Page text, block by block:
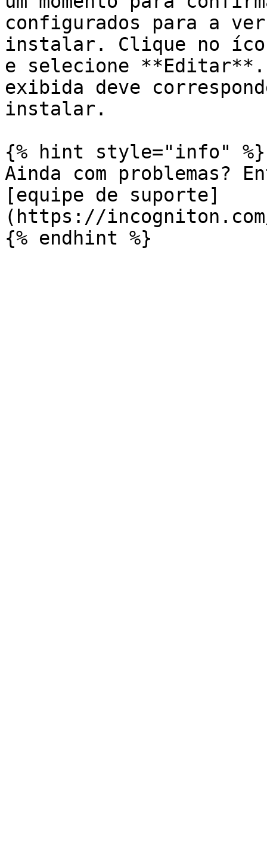
configurados para a
instalar. Clique no
e selecione **Editar**.
exibida deve
instalar.
{% hint style="info" %}
Ainda com problemas?
[equipe de suporte]
(https://